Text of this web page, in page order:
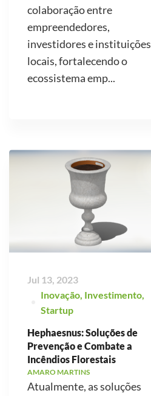
colaboração entre
empreendedores,
investidores e instituições
locais, fortalecendo o
ecossistema emp...
Jul 13, 2023
Inovação, Investimento,
Startup
Hephaesnus: Soluções de
Prevenção e Combate a
Incêndios Florestais
AMARO MARTINS
Atualmente, as soluções